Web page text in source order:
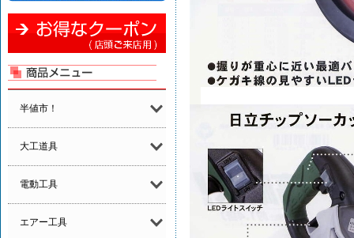
半値市！
大工道具
電動工具
エアー工具